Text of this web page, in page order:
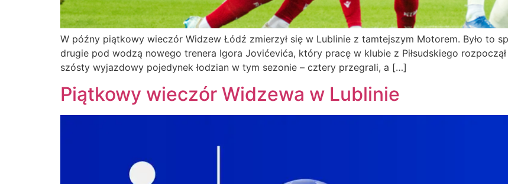
W późny piątkowy wieczór Widzew Łódź zmierzył się w Lublinie z tamtejszym Motorem. Było to
drugie pod wodzą nowego trenera Igora Jovićevića, który pracę w klubie z Piłsudskiego
szósty wyjazdowy pojedynek łodzian w tym sezonie – cztery przegrali, a […]
Piątkowy wieczór Widzewa w Lublinie